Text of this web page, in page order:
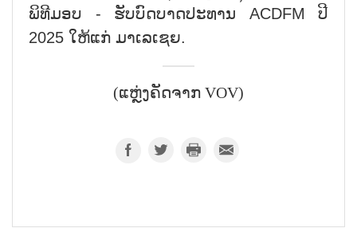
ພິທີມອບ - ຮັບບົດບາດປະທານ ACDFM ປີ
2025 ໃຫ້ແກ່ ມາເລເຊຍ.
(ແຫຼ່ງຄັດຈາກ VOV)